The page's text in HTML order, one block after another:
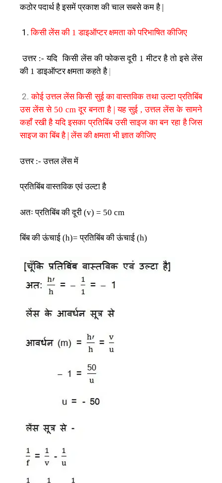
कठोरपदार्थहैइसमेंप्रकाशकीचालसबसेकमहै|
1.किसीलेंसकी 1डाइऑप्टरक्षमताकोपरिभाषितकीजिए
उत्तर:-यदि किसी लेंस की फोकस दूरी 1मीटर है तो इसे लेंस
की 1डाइऑप्टरक्षमताकहतेहै|
2.कोईउत्तललेंसकिसी सुईकावास्तविकतथाउल्टाप्रतिबिंब
उस लेंस से50 cmदूर बनता है|यह सुई ,उत्तल लेंस के सामने
कहाँरखीहैयदिइसका प्रतिबिंबउसीसाइजकाबन रहाहैजिस
साइजकाबिंबहै|लेंसकीक्षमताभीज्ञातकीजिए
उत्तर:-उत्तललेंसमें
प्रतिबिंबवास्तविकएवंउल्टाहै
अतः प्रतिबिंबकीदूरी (v) = 50 cm
बिंबकीऊंचाई (h)=प्रतिबिंबकीऊंचाई (h)